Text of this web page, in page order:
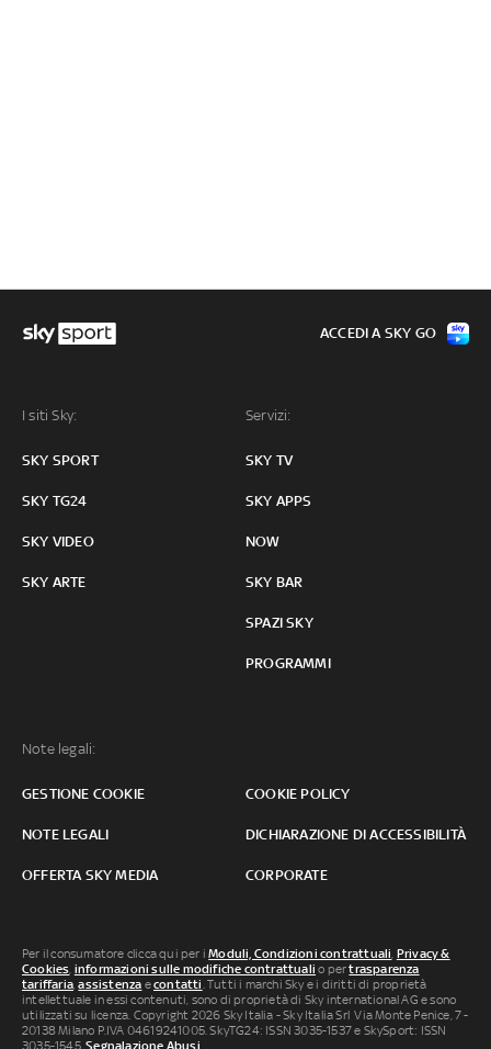
I siti Sky:
SKY SPORT
SKY TG24
SKY VIDEO
SKY ARTE
Servizi:
SKY TV
SKY APPS
NOW
SKY BAR
SPAZI SKY
PROGRAMMI
Note legali:
GESTIONE COOKIE COOKIE POLICY
NOTE LEGALI DICHIARAZIONE DI ACCESSIBILITÀ
OFFERTA SKY MEDIA CORPORATE
ACCEDI A SKY GO
Per il consumatore clicca qui per iModuli, Condizioni contrattuali, Privacy &
Cookies, informazioni sulle modifiche contrattuali o pertrasparenza
tariffaria,assistenza econtatti. Tutti i marchi Sky e i diritti di proprietà
intellettuale in essi contenuti, sono di proprietà di Sky international AG e sono
utilizzati su licenza. Copyright 2026 Sky Italia - Sky Italia Srl Via Monte Penice, 7 -
20138 Milano P.IVA 04619241005. SkyTG24: ISSN 3035-1537 e SkySport: ISSN